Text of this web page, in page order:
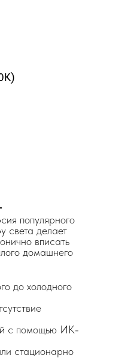
популярного
света делает
вписать
домашнего
до холодного
с помощью ИК-
стационарно